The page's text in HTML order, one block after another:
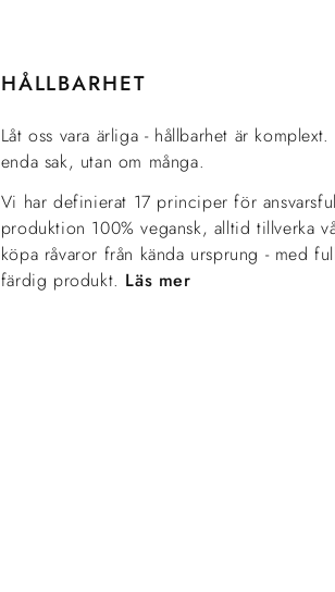
HÅLLBARHET
Låt oss vara ärliga - hållbarhet är
enda sak, utan om många.
Vi har definierat 17 principer för
produktion 100% vegansk, alltid tillverka
köpa råvaror från kända ursprung - med
färdig produkt. Läs mer